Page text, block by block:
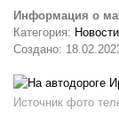
Информация о
Категория:
Создано:
Источник фото